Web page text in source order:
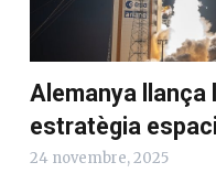
Alemanya llança
estratègia
24 novembre, 2025